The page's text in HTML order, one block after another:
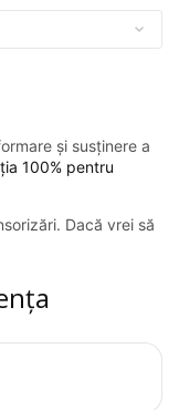
și susținere a
100% pentru
Dacă vrei să